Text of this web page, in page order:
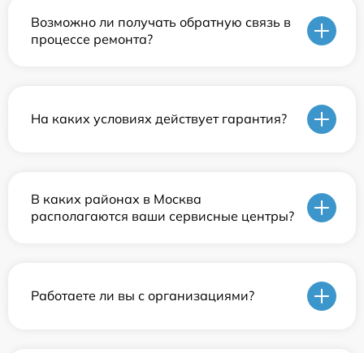
Возможно ли получать обратную связь в
процессе ремонта?
На каких условиях действует гарантия?
В каких районах в Москва
располагаются ваши сервисные центры?
Работаете ли вы с организациями?